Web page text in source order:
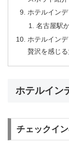
ホテルイン
名古屋駅
ホテルイン
贅沢を感じ
ホテルイン
チェックイ